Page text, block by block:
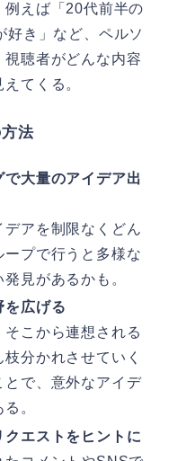
例えば「20代前半の
好き」など、ペルソ
聴者がどんな内容
てくる。
法
大量のアイデア出
アを制限なくどん
ープで行うと多様な
見があるかも。
を広げる
こから連想される
分かれさせていく
とで、意外なアイデ
。
エストをヒントに